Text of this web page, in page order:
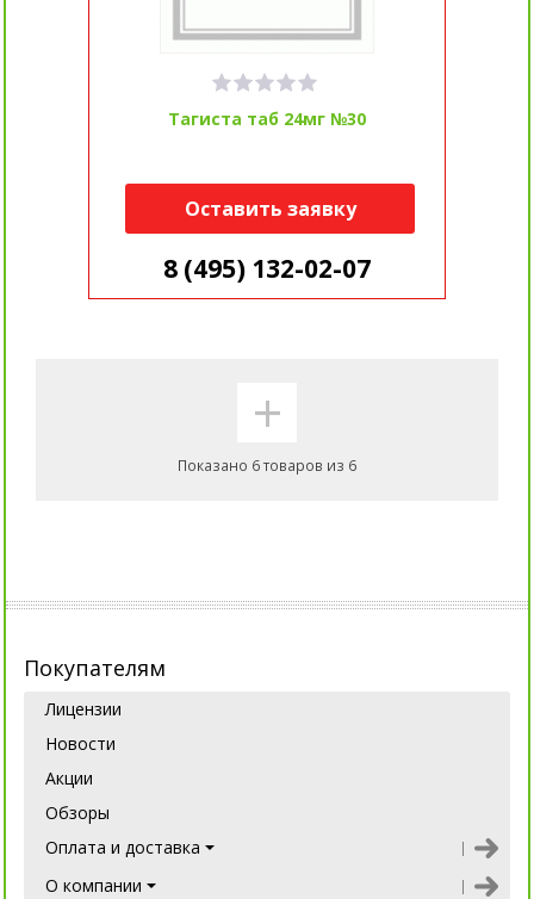
Тагиста таб 24мг №30
Оставить заявку
8 (495) 132-02-07
+
Показано 6 товаров из 6
Покупателям
Лицензии
Новости
Акции
Обзоры
Оплата и доставка
О компании